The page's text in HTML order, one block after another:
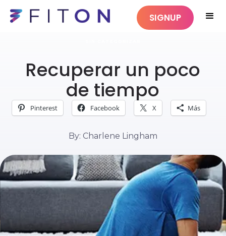
SIGNUP
Recuperar un poco
de tiempo
Pinterest Facebook X Más
By: Charlene Lingham